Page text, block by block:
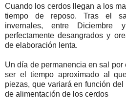
Cuando los cerdos llegan a los
tiempo de reposo. Tras el
invernales, entre Diciembre
perfectamente desangrados y
de elaboración lenta.
Un día de permanencia en sal
ser el tiempo aproximado al
piezas, que variará en función
de alimentación de los cerdos